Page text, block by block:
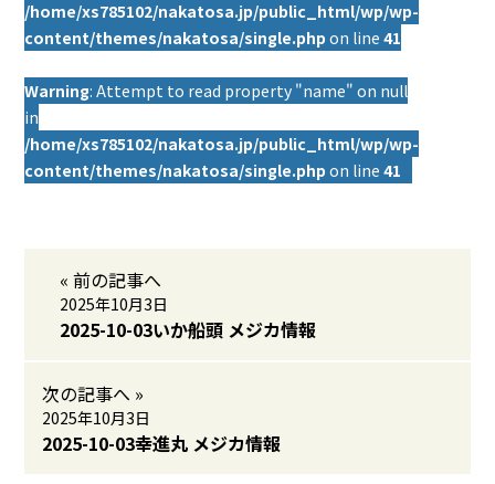
/home/xs785102/nakatosa.jp/public_html/wp/wp-
content/themes/nakatosa/single.php on line41
Warning: Attempt to read property "name" on null
in
/home/xs785102/nakatosa.jp/public_html/wp/wp-
content/themes/nakatosa/single.php on line41
« 前の記事へ
2025年10月3日
2025-10-03いか船頭 メジカ情報
次の記事へ »
2025年10月3日
2025-10-03幸進丸 メジカ情報